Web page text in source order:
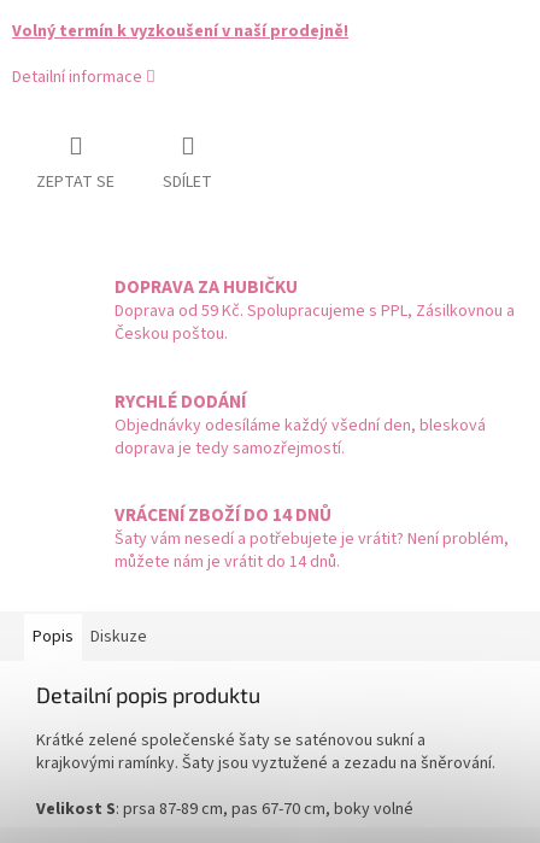
Volný termín k vyzkoušení v naší prodejně!
Detailní informace
ZEPTAT SE SDÍLET
DOPRAVA ZA HUBIČKU
Doprava od 59 Kč. Spolupracujeme s PPL, Zásilkovnou a
Českou poštou.
RYCHLÉ DODÁNÍ
Objednávky odesíláme každý všední den, blesková
doprava je tedy samozřejmostí.
VRÁCENÍ ZBOŽÍ DO 14 DNŮ
Šaty vám nesedí a potřebujete je vrátit? Není problém,
můžete nám je vrátit do 14 dnů.
Popis Diskuze
Detailní popis produktu
Krátké zelené společenské šaty se saténovou sukní a
krajkovými ramínky. Šaty jsou vyztužené a zezadu na šněrování.
Velikost S: prsa 87-89 cm, pas 67-70 cm, boky volné